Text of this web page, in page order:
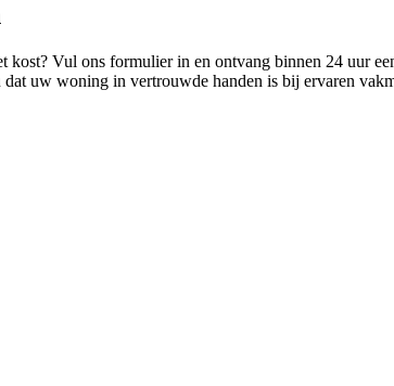
Vul ons formulier in en ontvang binnen 24 uur
uw woning in vertrouwde handen is bij ervaren